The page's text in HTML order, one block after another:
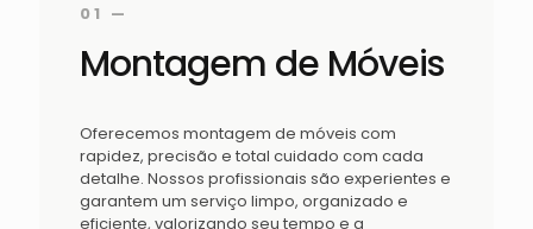
01 —
Montagem de Móveis
Oferecemos montagem de móveis com
rapidez, precisão e total cuidado com cada
detalhe. Nossos profissionais são experientes e
garantem um serviço limpo, organizado e
eficiente, valorizando seu tempo e a